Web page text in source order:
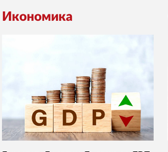
Икономика